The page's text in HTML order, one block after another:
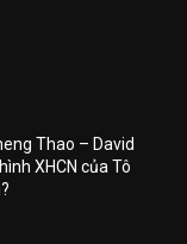
Thao – David
XHCN của Tô